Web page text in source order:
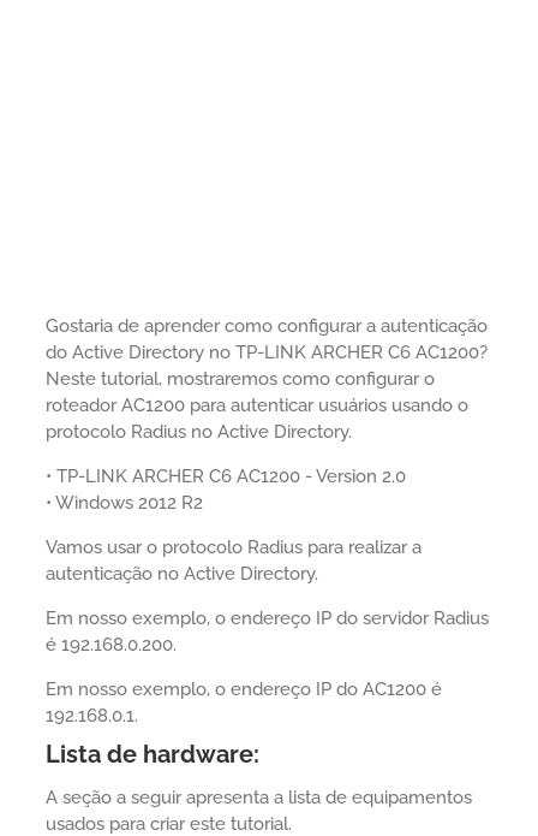
Gostaria de aprender como configurar a autenticação
do Active Directory no TP-LINK ARCHER C6 AC1200?
Neste tutorial, mostraremos como configurar o
roteador AC1200 para autenticar usuários usando o
protocolo Radius no Active Directory.
• TP-LINK ARCHER C6 AC1200 - Version 2.0
• Windows 2012 R2
Vamos usar o protocolo Radius para realizar a
autenticação no Active Directory.
Em nosso exemplo, o endereço IP do servidor Radius
é 192.168.0.200.
Em nosso exemplo, o endereço IP do AC1200 é
192.168.0.1.
Lista de hardware:
A seção a seguir apresenta a lista de equipamentos
usados para criar este tutorial.